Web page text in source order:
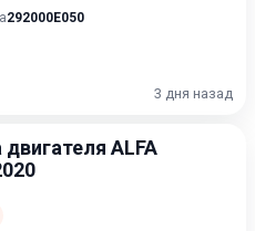
292000E050
3 дня назад
ALFA